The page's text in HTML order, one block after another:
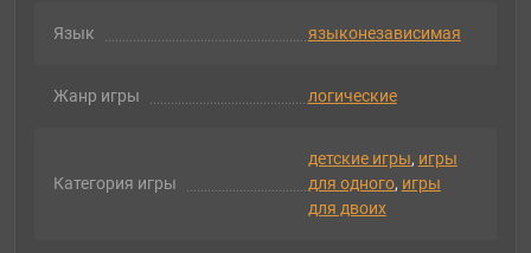
Язык языконезависимая
Жанр игры логические
Категория игры
детские игры, игры
для одного, игры
для двоих